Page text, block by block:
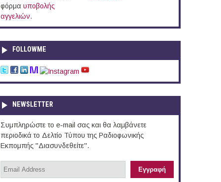
φόρμα υποβολής
αγγελιών.
FOLLOWME
NEWSLETTER
Συμπληρώστε το e-mail σας και θα λαμβάνετε
περιοδικά το Δελτίο Τύπου της Ραδιοφωνικής
Εκπομπής "Διασυνδεθείτε".